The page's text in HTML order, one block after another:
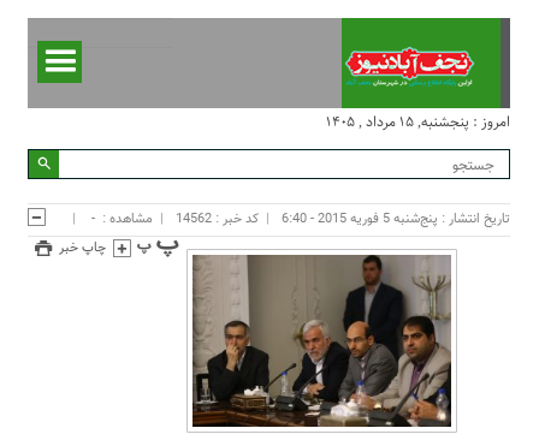
امروز : پنجشنبه, ۱۵ مرداد , ۱۴۰۵
تاریخ انتشار : پنج‌شنبه 5 فوریه 2015 - 6:40 کد خبر : 14562 مشاهده : -
چاپ خبر